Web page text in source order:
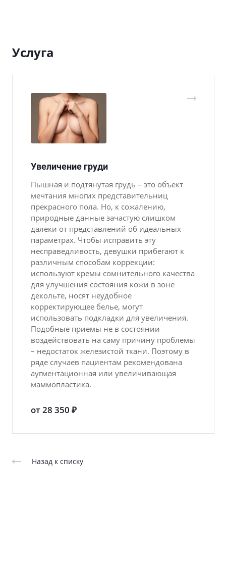
Услуга
Увеличение груди
Пышная и подтянутая грудь – это объект
мечтания многих представительниц
прекрасного пола. Но, к сожалению,
природные данные зачастую слишком
далеки от представлений об идеальных
параметрах. Чтобы исправить эту
несправедливость, девушки прибегают к
различным способам коррекции:
используют кремы сомнительного качества
для улучшения состояния кожи в зоне
декольте, носят неудобное
корректирующее белье, могут
использовать подкладки для увеличения.
Подобные приемы не в состоянии
воздействовать на саму причину проблемы
– недостаток железистой ткани. Поэтому в
ряде случаев пациентам рекомендована
аугментационная или увеличивающая
маммопластика.
от 28 350 ₽
Назад к списку